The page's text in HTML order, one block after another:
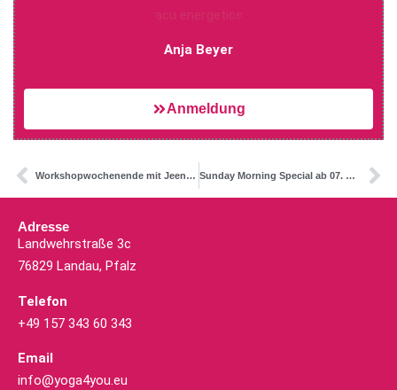
Anja Beyer
Anmeldung
Workshopwochenende mit Jeenal Mehta Sunday Morning Special ab 07. April
Adresse
Landwehrstraße 3c
76829 Landau, Pfalz
Telefon
+49 157 343 60 343
Email
info@yoga4you.eu